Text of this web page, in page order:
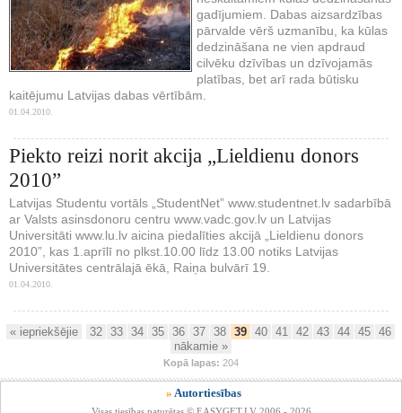
gadījumiem. Dabas aizsardzības
pārvalde vērš uzmanību, ka kūlas
dedzināšana ne vien apdraud
cilvēku dzīvības un dzīvojamās
platības, bet arī rada būtisku
kaitējumu Latvijas dabas vērtībām.
01.04.2010.
Piekto reizi norit akcija „Lieldienu donors
2010”
Latvijas Studentu vortāls „StudentNet” www.studentnet.lv sadarbībā
ar Valsts asinsdonoru centru www.vadc.gov.lv un Latvijas
Universitāti www.lu.lv aicina piedalīties akcijā „Lieldienu donors
2010”, kas 1.aprīlī no plkst.10.00 līdz 13.00 notiks Latvijas
Universitātes centrālajā ēkā, Raiņa bulvārī 19.
01.04.2010.
« iepriekšējie 32 33 34 35 36 37 38 39 40 41 42 43 44 45 46
nākamie »
Kopā lapas: 204
» Autortiesības